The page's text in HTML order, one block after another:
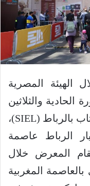
الهيئة المصرية
الحادية والثلاثين
من المعرض الدولي للنشر والكتاب بالرباط (SIEL)،
الرباط عاصمة
لعام 2026. ويُقام المعرض خلال
الجاري بالعاصمة المغربية